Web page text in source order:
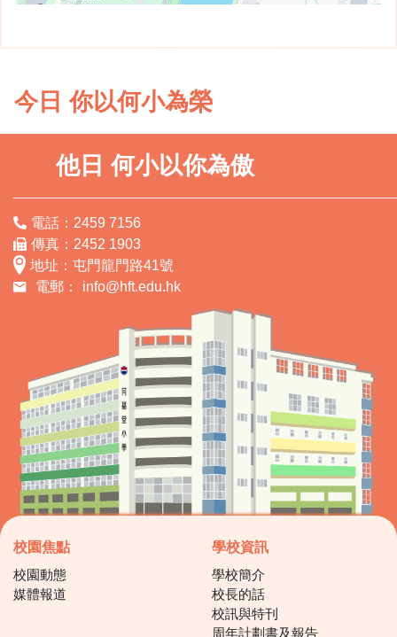
今日 你以何小為榮
他日 何小以你為傲
電話：2459 7156
傳真：2452 1903
地址：屯門龍門路41號
電郵：
info@hft.edu.hk
校園焦點
校園動態
媒體報道
學校資訊
學校簡介
校長的話
校訊與特刊
周年計劃書及報告